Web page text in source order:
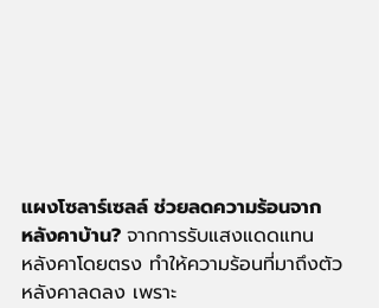
แผงโซลาร์เซลล์ ช่วยลดความร้อนจาก
หลังคาบ้าน? จากการรับแสงแดดแทน
หลังคาโดยตรง ทำให้ความร้อนที่มาถึงตัว
หลังคาลดลง เพราะ